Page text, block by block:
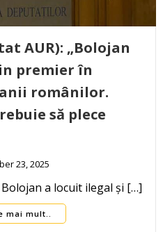
AUR): „Bolojan
premier în
românilor.
să plece
23, 2025
Bolojan a locuit ilegal și […]
mai mult..